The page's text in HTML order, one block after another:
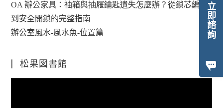
立即諮詢
OA 辦公家具：袖箱與抽屜鑰匙遺失怎麼辦？從鎖芯編碼
到安全開鎖的完整指南
辦公室風水-風水魚-位置篇
松果図書館